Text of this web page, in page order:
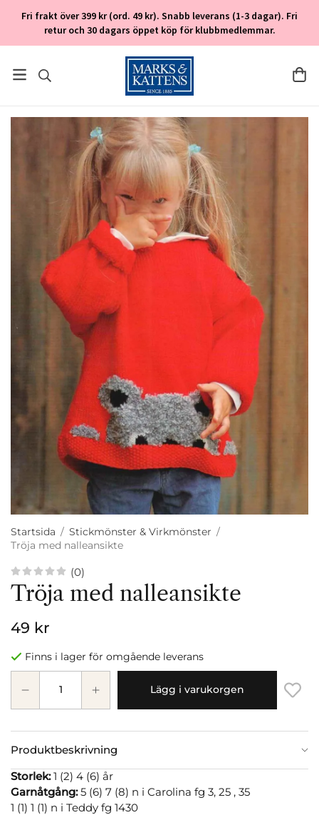
Fri frakt över 399 kr (ord. 49 kr). Snabb leverans (1-3 dagar). Fri
retur och 30 dagars öppet köp för klubbmedlemmar.
Startsida / Stickmönster & Virkmönster /
Tröja med nalleansikte
(0)
Tröja med nalleansikte
49 kr
Finns i lager för omgående leverans
Lägg i varukorgen
Produktbeskrivning
Storlek:1 (2) 4 (6) år
Garnåtgång:5 (6) 7 (8) n i Carolina fg 3, 25 , 35
1 (1) 1 (1) n i Teddy fg 1430